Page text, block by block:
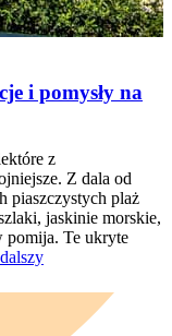
i pomysły na
z
Z dala od
piaszczystych plaż
jaskinie morskie,
Te ukryte